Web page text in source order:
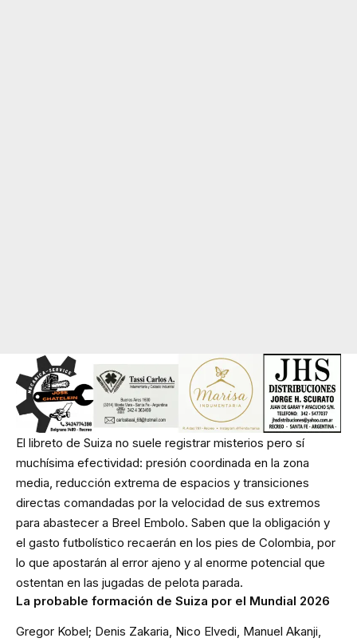
El libreto de Suiza no suele registrar misterios pero sí
muchísima efectividad: presión coordinada en la zona
media, reducción extrema de espacios y transiciones
directas comandadas por la velocidad de sus extremos
para abastecer a Breel Embolo. Saben que la obligación y
el gasto futbolístico recaerán en los pies de Colombia, por
lo que apostarán al error ajeno y al enorme potencial que
ostentan en las jugadas de pelota parada.
La probable formación de Suiza por el Mundial 2026
Gregor Kobel; Denis Zakaria, Nico Elvedi, Manuel Akanji,